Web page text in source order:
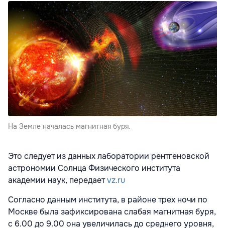
На Земле началась магнитная буря.
Это следует из данных лаборатории рентгеновской
астрономии Солнца Физического института
академии наук, передаетvz.ru
Согласно данным института, в районе трех ночи по
Москве была зафиксирована слабая магнитная буря,
с 6.00 до 9.00 она увеличилась до среднего уровня,